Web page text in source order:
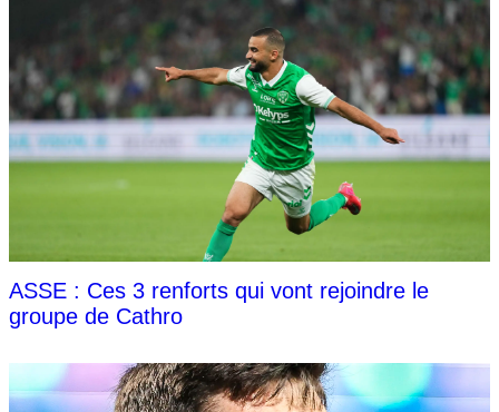
ASSE : Ces 3 renforts qui vont rejoindre le
groupe de Cathro